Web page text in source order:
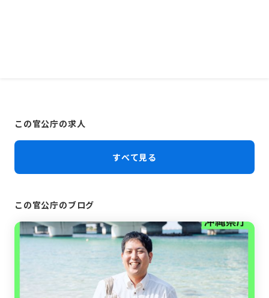
この官公庁の求人
すべて見る
この官公庁のブログ